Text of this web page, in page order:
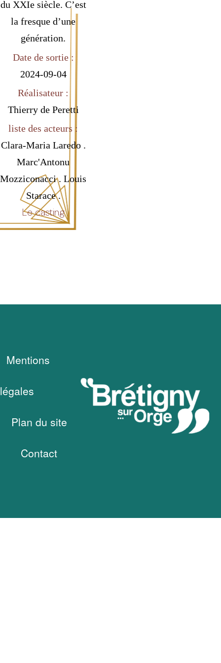
du XXIe siècle. C’est
la fresque d’une
génération.
Date de sortie :
2024-09-04
Réalisateur :
Thierry de Peretti
liste des acteurs :
Clara-Maria Laredo .
Marc'Antonu
Mozziconacci . Louis
Starace .
Le casting
Mentions
légales
Plan du site
Contact